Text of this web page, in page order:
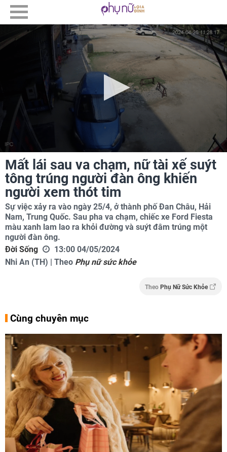
Mất lái sau va chạm, nữ tài xế suýt
tông trúng người đàn ông khiến
người xem thót tim
Sự việc xảy ra vào ngày 25/4, ở thành phố Đan Châu, Hải
Nam, Trung Quốc. Sau pha va chạm, chiếc xe Ford Fiesta
màu xanh lam lao ra khỏi đường và suýt đâm trúng một
người đàn ông.
Đời Sống
13:00 04/05/2024
Nhi An (TH) | Theo Phụ nữ sức khỏe
Theo Phụ Nữ Sức Khỏe
Cùng chuyên mục